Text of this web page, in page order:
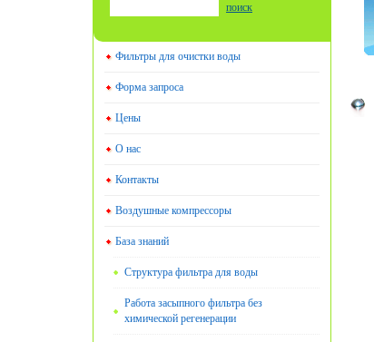
поиск
Фильтры для очистки воды
Форма запроса
Цены
О нас
Контакты
Воздушные компрессоры
База знаний
Структура фильтра для воды
Работа засыпного фильтра без
химической регенерации